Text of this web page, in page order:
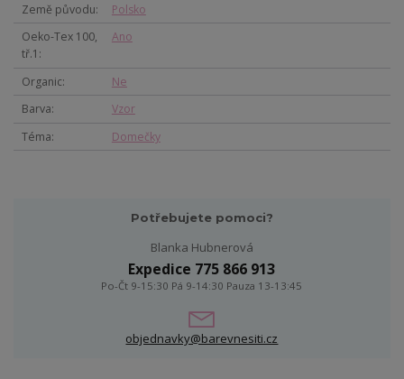
Země původu
Polsko
Oeko-Tex 100,
tř.1
Ano
Organic
Ne
Barva
Vzor
Téma
Domečky
Potřebujete pomoci?
Blanka Hubnerová
Expedice 775 866 913
Po-Čt 9-15:30 Pá 9-14:30 Pauza 13-13:45
objednavky@barevnesiti.cz